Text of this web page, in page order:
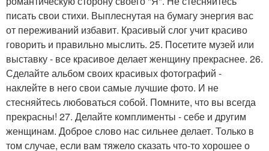
писать свои стихи. Выплеснутая на бумагу энергия вас
от переживаний избавит. Красивый слог учит красиво
говорить и правильно мыслить. 25. Посетите музей или
выставку - все красивое делает женщину прекраснее. 26.
Сделайте альбом своих красивых фотографий -
наклейте в него свои самые лучшие фото. И не
стесняйтесь любоваться собой. Помните, что вы всегда
прекрасны! 27. Делайте комплименты - себе и другим
женщинам. Доброе слово нас сильнее делает. Только в
том случае, если вам тяжело сказать что-то хорошее о